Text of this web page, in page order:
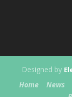
Designed by
Home News